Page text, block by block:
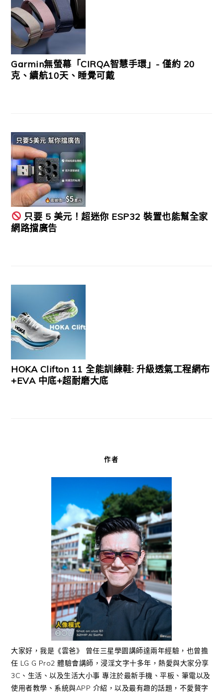
Garmin無螢幕「CIRQA智慧手環」- 僅約 20
克、續航10天、睡覺可戴
只要 5 美元！超迷你 ESP32 裝置也能幫全家
網路擋廣告
HOKA Clifton 11 全能訓練鞋: 升級透氣工程網布
+EVA 中底+超耐磨大底
作者
大家好，我是《雲爸》 曾任三星學園講師達兩年經驗，也曾擔
任 LG G Pro2 體驗會講師，浸淫文字十多年，熱愛與大家分享
3C、生活、以及生活大小事 專注於最新手機、平板、筆電以及
使用者教學、系統與APP 介紹，以及最有趣的話題，不愛贅字